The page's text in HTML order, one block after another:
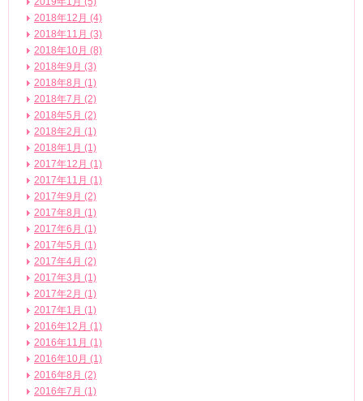
2018年12月 (4)
2018年11月 (3)
2018年10月 (8)
2018年9月 (3)
2018年8月 (1)
2018年7月 (2)
2018年5月 (2)
2018年2月 (1)
2018年1月 (1)
2017年12月 (1)
2017年11月 (1)
2017年9月 (2)
2017年8月 (1)
2017年6月 (1)
2017年5月 (1)
2017年4月 (2)
2017年3月 (1)
2017年2月 (1)
2017年1月 (1)
2016年12月 (1)
2016年11月 (1)
2016年10月 (1)
2016年8月 (2)
2016年7月 (1)